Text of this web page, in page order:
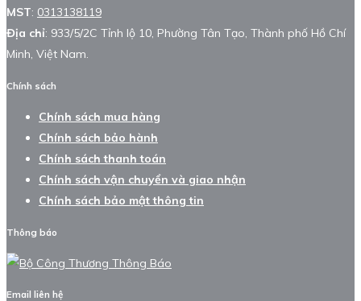
MST: 0313138119
Địa chỉ: 933/5/2C Tỉnh lộ 10, Phường Tân Tạo, Thành phố Hồ Chí
Minh, Việt Nam.
Chính sách
Chính sách mua hàng
Chính sách bảo hành
Chính sách thanh toán
Chính sách vận chuyển và giao nhận
Chính sách bảo mật thông tin
Thông báo
Email liên hệ